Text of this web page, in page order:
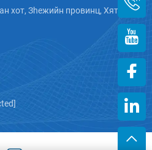
хот, Зheжийн провинц, Хятад